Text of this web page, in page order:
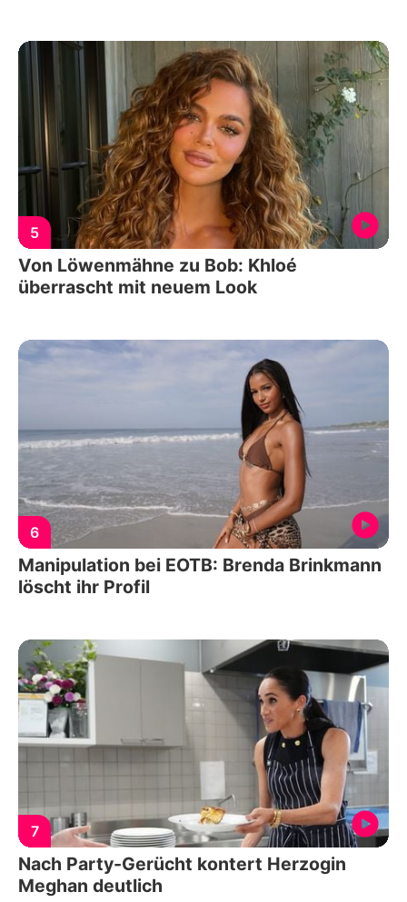
5
Von Löwenmähne zu Bob: Khloé
überrascht mit neuem Look
6
Manipulation bei EOTB: Brenda Brinkmann
löscht ihr Profil
7
Nach Party-Gerücht kontert Herzogin
Meghan deutlich